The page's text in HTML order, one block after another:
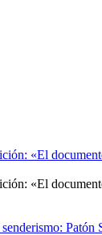
«El
«El
Patón